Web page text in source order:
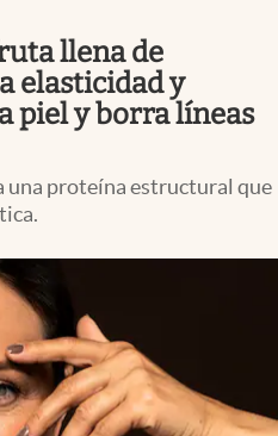
llena de
elasticidad y
piel y borra líneas
una proteína estructural que